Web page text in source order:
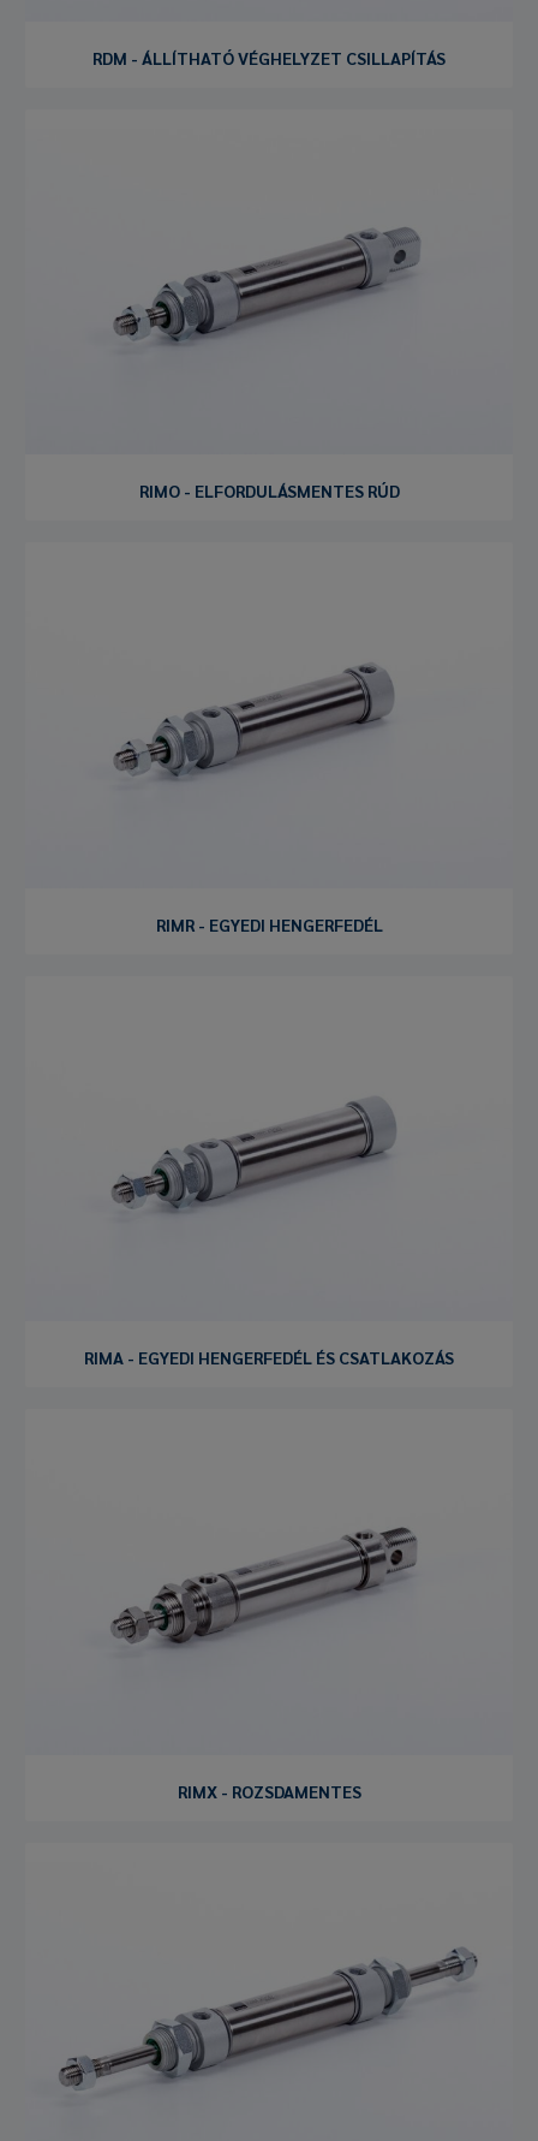
RDM - ÁLLÍTHATÓ VÉGHELYZET CSILLAPÍTÁS
RIMO - ELFORDULÁSMENTES RÚD
RIMR - EGYEDI HENGERFEDÉL
RIMA - EGYEDI HENGERFEDÉL ÉS CSATLAKOZÁS
RIMX - ROZSDAMENTES